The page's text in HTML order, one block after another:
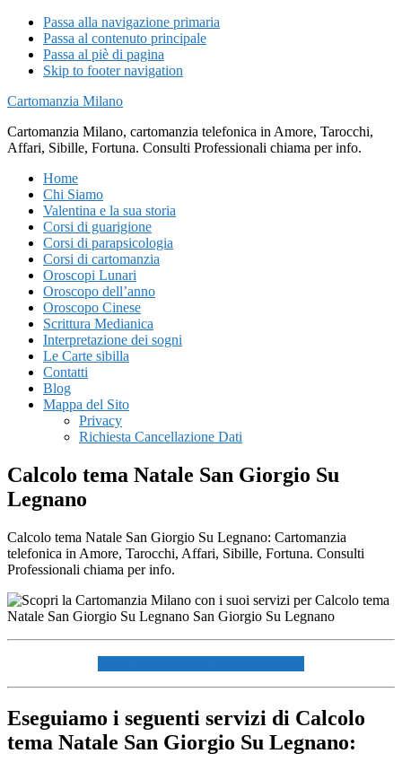
Passa alla navigazione primaria
Passa al contenuto principale
Passa al piè di pagina
Skip to footer navigation
Cartomanzia Milano
Cartomanzia Milano, cartomanzia telefonica in Amore, Tarocchi,
Affari, Sibille, Fortuna. Consulti Professionali chiama per info.
Home
Chi Siamo
Valentina e la sua storia
Corsi di guarigione
Corsi di parapsicologia
Corsi di cartomanzia
Oroscopi Lunari
Oroscopo dell’anno
Oroscopo Cinese
Scrittura Medianica
Interpretazione dei sogni
Le Carte sibilla
Contatti
Blog
Mappa del Sito
Privacy
Richiesta Cancellazione Dati
Calcolo tema Natale San Giorgio Su
Legnano
Calcolo tema Natale San Giorgio Su Legnano: Cartomanzia
telefonica in Amore, Tarocchi, Affari, Sibille, Fortuna. Consulti
Professionali chiama per info.
Eseguiamo i seguenti servizi di Calcolo
tema Natale San Giorgio Su Legnano: